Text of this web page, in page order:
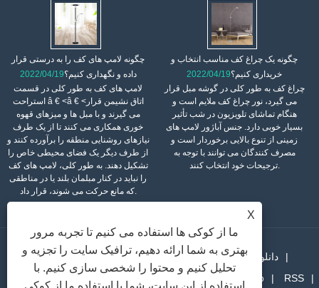
چگونه لامپ های کف را به درستی قرار
داده و نگهداری کنیم؟2022/04/19
لامپ های کف به طور کلی در قسمت
استراحت â € <â € <اتاق نشیمن قرار
می گیرند و با مبل ها و میزهای قهوه
خوری همکاری می کنند تا از یک طرف
نیازهای روشنایی منطقه را برآورده کنند و
از طرف دیگر یک فضای محیطی خاص را
تشکیل دهند. به طور کلی، لامپ های کف
را نباید در کنار مبلمان بلند یا در مناطقی
که مانع حرکت می شوند، قرار داد.
چگونه یک چراغ کف مناسب انتخاب و
خریداری کنیم؟2022/04/19
چراغ کف به طور کلی در گوشه مبل قرار
می گیرد، نور چراغ کف ملایم است و
هنگام تماشای تلویزیون در شب تأثیر
بسیار خوبی دارد. جنس آباژور لامپ های
زمینی از تنوع بالایی برخوردار است و
مصرف کنندگان می توانند با توجه به
ترجیحات خود انتخاب کنند.
صفحه اصلی درباره ما محصولات اخبار
دانلود
ارسال استعلام
با ما تماس بگیرید پیوندها Sitemap RSS
X
ما از کوکی ها استفاده می کنیم تا تجربه مرور
بهتری به شما ارائه دهیم، ترافیک سایت را تجزیه و
تحلیل کنیم و محتوا را شخصی سازی کنیم. با
استفاده از این سایت، شما با استفاده ما از کوکی